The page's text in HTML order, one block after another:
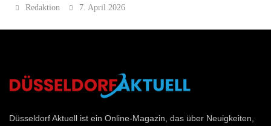
Redaktion 7. April 2026
Düsseldorf Aktuell
Düsseldorf Aktuell ist ein Online-Magazin, das über Neuigkeiten,